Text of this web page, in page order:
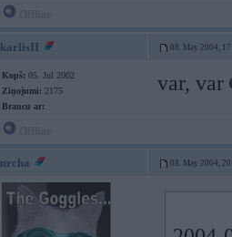
karlisII 08. May 2004,
Kopš: 05. Jul 2002
Ziņojumi: 2175
Braucu ar:
var, var
nrcha 08. May 2004,